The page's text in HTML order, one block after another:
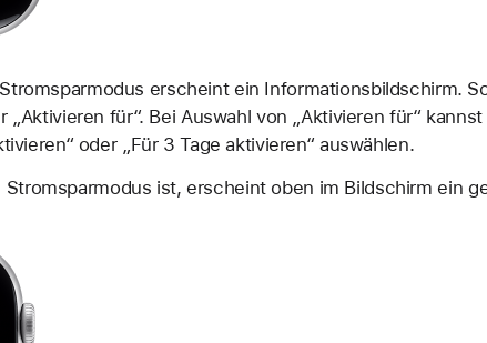
erscheint ein Informationsbildschirm.
„Aktivieren für“. Bei Auswahl von „Aktivieren für“ kannst
oder „Für 3 Tage aktivieren“ auswählen.
Stromsparmodus ist, erscheint oben im Bildschirm ein